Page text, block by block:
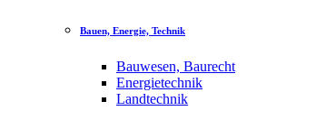
Bauen, Energie, Technik
Bauwesen, Baurecht
Energietechnik
Landtechnik